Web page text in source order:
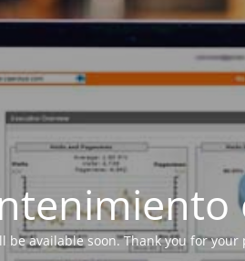
be available soon. Thank you for your